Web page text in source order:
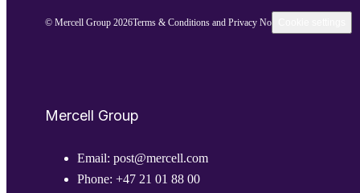
© Mercell Group 2026Terms & Conditions and Privacy Notice
Mercell Group
Email: post@mercell.com
Phone: +47 21 01 88 00